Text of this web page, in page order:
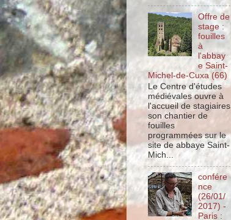
Offre de
stage :
fouilles
à
l'abbay
e Saint-
Michel-de-Cuxa (66)
Le Centre d'études
médiévales ouvre à
l'accueil de stagiaires
son chantier de
fouilles
programmées sur le
site de abbaye Saint-
Mich...
confére
nce
(26/01/
2017) -
Paris :